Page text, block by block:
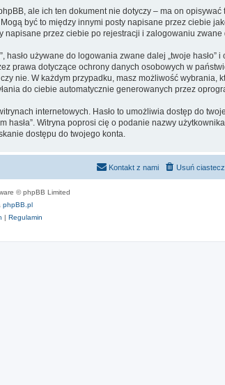
ale ich ten dokument nie dotyczy – ma on
być to między innymi posty napisane przez ciebie
napisane przez ciebie po rejestracji i zalogowaniu zwane
używane do logowania zwane dalej „twoje hasło”
prawa dotyczące ochrony danych osobowych w
nie. W każdym przypadku, masz możliwość wybrania,
do ciebie automatycznie generowanych przez
internetowych. Hasło to umożliwia dostęp do
hasła”. Witryna poprosi cię o podanie nazwy
dostępu do twojego konta.
Usuń
Kontakt z nami
© phpBB Limited
phpBB.pl
| Regulamin